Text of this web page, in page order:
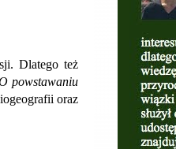
Dlatego też
powstawaniu
oraz